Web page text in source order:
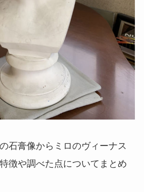
石膏像からミロのヴィーナス
徴や調べた点についてまとめ